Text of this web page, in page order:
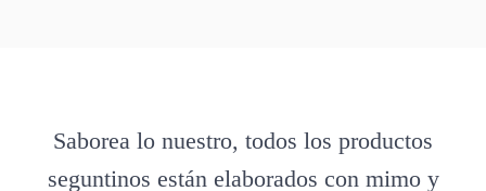
Saborea lo nuestro, todos los productos
seguntinos están elaborados con mimo y